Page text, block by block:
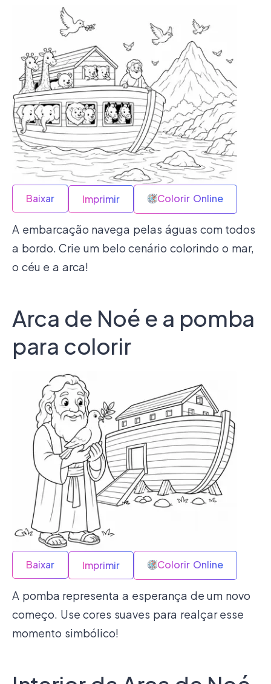
Baixar Imprimir Colorir Online
A embarcação navega pelas águas com todos
a bordo. Crie um belo cenário colorindo o mar,
o céu e a arca!
Arca de Noé e a pomba
para colorir
Baixar Imprimir Colorir Online
A pomba representa a esperança de um novo
começo. Use cores suaves para realçar esse
momento simbólico!